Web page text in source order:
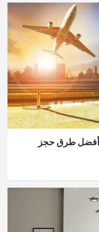
وأفضل طرق حجز